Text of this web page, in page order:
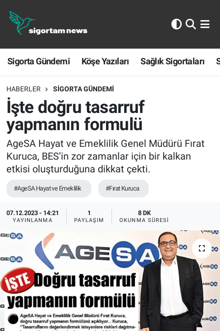
Sigorta Gündemi Köşe Yazıları Sağlık Sigortaları
HABERLER SIGORTA GÜNDEMI
İşte doğru tasarruf
yapmanın formulü
AgeSA Hayat ve Emeklilik Genel Müdürü Fırat
Kuruca, BES’in zor zamanlar için bir kalkan
etkisi oluşturduğuna dikkat çekti.
#AgeSA Hayat ve Emeklilik #Fırat Kuruca
07.12.2023 - 14:21
YAYINLANMA
1
PAYLAŞIM
8 DK
OKUNMA SÜRESI
Sigorta Gündemi
Köşe Yazıları
Sağlık Sigortaları
Sporun Sigortası
Ekonomi